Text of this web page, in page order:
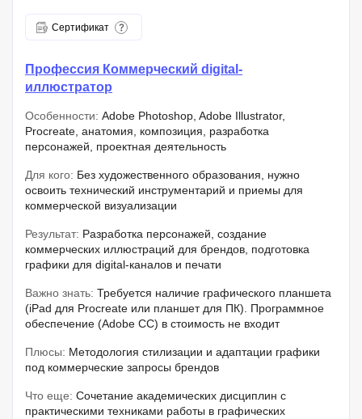
Сертификат
Профессия Коммерческий digital-
иллюстратор
Особенности: Adobe Photoshop, Adobe Illustrator,
Procreate, анатомия, композиция, разработка
персонажей, проектная деятельность
Для кого: Без художественного образования, нужно
освоить технический инструментарий и приемы для
коммерческой визуализации
Результат: Разработка персонажей, создание
коммерческих иллюстраций для брендов, подготовка
графики для digital-каналов и печати
Важно знать: Требуется наличие графического планшета
(iPad для Procreate или планшет для ПК). Программное
обеспечение (Adobe CC) в стоимость не входит
Плюсы: Методология стилизации и адаптации графики
под коммерческие запросы брендов
Что еще: Сочетание академических дисциплин с
практическими техниками работы в графических